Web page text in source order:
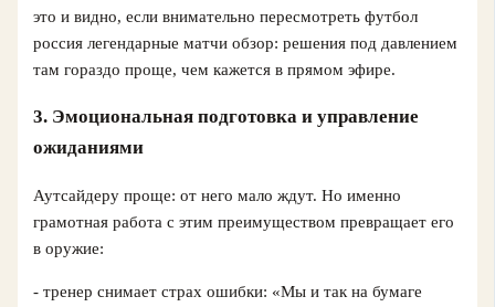
это и видно, если внимательно пересмотреть футбол
россия легендарные матчи обзор: решения под давлением
там гораздо проще, чем кажется в прямом эфире.
3. Эмоциональная подготовка и управление
ожиданиями
Аутсайдеру проще: от него мало ждут. Но именно
грамотная работа с этим преимуществом превращает его
в оружие:
- тренер снимает страх ошибки: «Мы и так на бумаге